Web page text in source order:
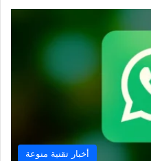
أخبار تقنية منوعة